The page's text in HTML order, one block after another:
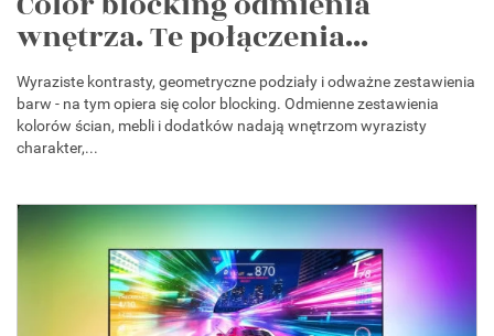
wnętrza. Te połączenia...
Wyraziste kontrasty, geometryczne podziały i odważne zestawienia
barw - na tym opiera się color blocking. Odmienne zestawienia
kolorów ścian, mebli i dodatków nadają wnętrzom wyrazisty
charakter,...